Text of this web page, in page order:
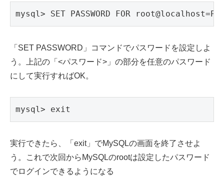
mysql> SET PASSWORD FOR
「SET PASSWORD」コマンドでパスワードを設定しよ
う。上記の「<パスワード>」の部分を任意のパスワード
にして実行すればOK。
mysql> exit
実行できたら、「exit」でMySQLの画面を終了させよ
う。これで次回からMySQLのrootは設定したパスワード
でログインできるようになる